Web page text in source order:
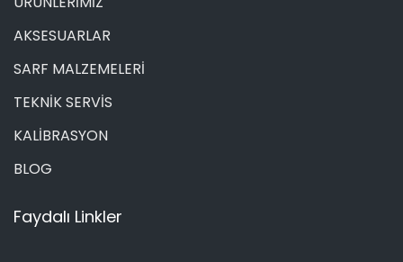
AKSESUARLAR
SARF MALZEMELERİ
TEKNİK SERVİS
KALİBRASYON
BLOG
Faydalı Linkler